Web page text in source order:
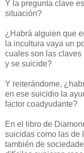
Y la pregunta clave
situación?
¿Habrá alguien que
la incultura vaya un
cuales son las
y se suicide?
Y reiterándome,
en ese suicidio la
factor coadyudante?
En el libro de
suicidas como las de
también de